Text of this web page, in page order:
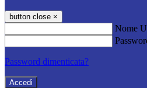
button close ×
Nome
Password dimenticata?